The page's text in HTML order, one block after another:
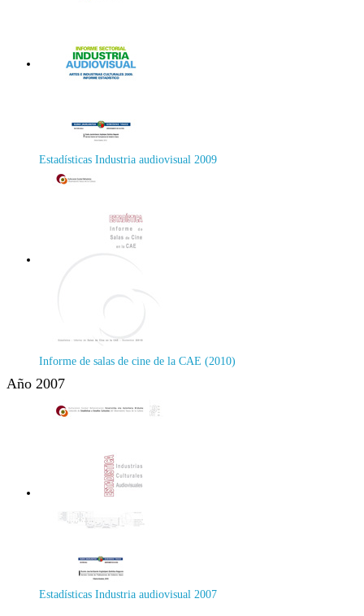
Estadísticas Industria audiovisual 2009
Informe de salas de cine de la CAE (2010)
Año 2007
Estadísticas Industria audiovisual 2007